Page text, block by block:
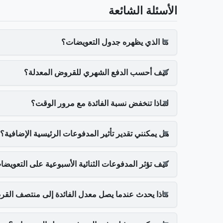
الأسئلة الشائعة
ما الذي يظهره جدول التعويضات؟
كيف أحسب الدفع الشهري للقروض المعدلة؟
لماذا تنخفض نسبة الفائدة مع مرور الوقت؟
هل يمكنني تقدير تأثير المدفوعات الرئيسية الإضافية؟
كيف تؤثر المدفوعات الثنائية الأسبوعية على
ماذا يحدث عندما يصل معدل الفائدة إلى منتصف